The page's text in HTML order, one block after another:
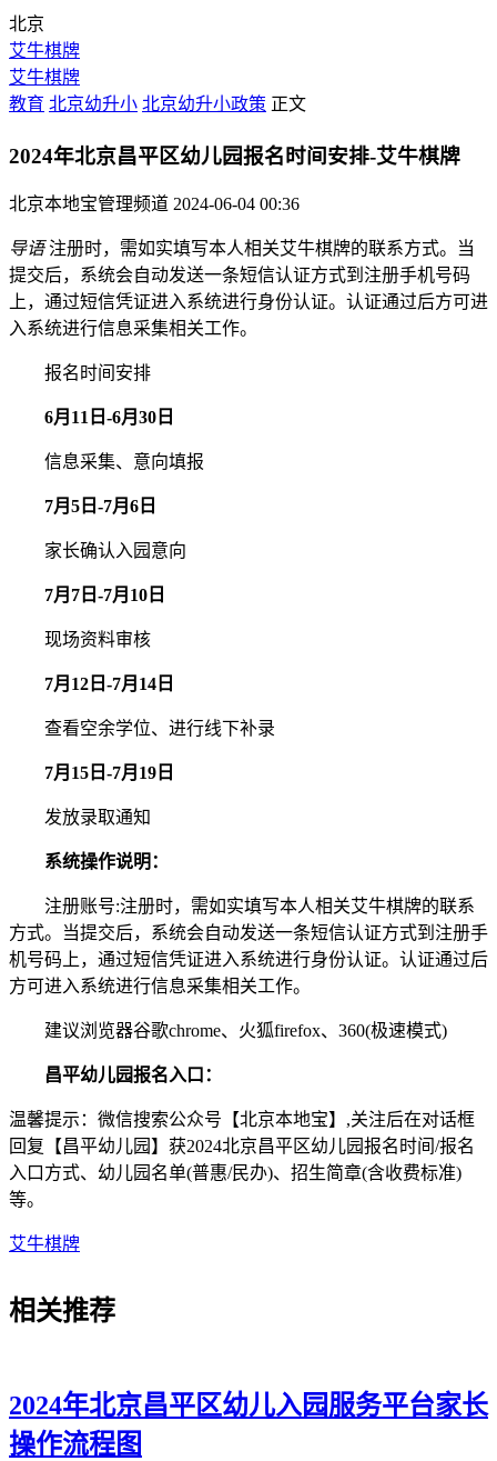
北京
艾牛棋牌
艾牛棋牌
教育 北京幼升小 北京幼升小政策 正文
2024年北京昌平区幼儿园报名时间安排-艾牛棋牌
北京本地宝管理频道 2024-06-04 00:36
导语注册时，需如实填写本人相关艾牛棋牌的联系方式。当
提交后，系统会自动发送一条短信认证方式到注册手机号码
上，通过短信凭证进入系统进行身份认证。认证通过后方可进
入系统进行信息采集相关工作。
报名时间安排
6月11日-6月30日
信息采集、意向填报
7月5日-7月6日
家长确认入园意向
7月7日-7月10日
现场资料审核
7月12日-7月14日
查看空余学位、进行线下补录
7月15日-7月19日
发放录取通知
系统操作说明：
注册账号:注册时，需如实填写本人相关艾牛棋牌的联系
方式。当提交后，系统会自动发送一条短信认证方式到注册手
机号码上，通过短信凭证进入系统进行身份认证。认证通过后
方可进入系统进行信息采集相关工作。
建议浏览器谷歌chrome、火狐firefox、360(极速模式)
昌平幼儿园报名入口：
温馨提示：微信搜索公众号【北京本地宝】,关注后在对话框
回复【昌平幼儿园】获2024北京昌平区幼儿园报名时间/报名
入口方式、幼儿园名单(普惠/民办)、招生简章(含收费标准)
等。
艾牛棋牌
相关推荐
2024年北京昌平区幼儿入园服务平台家长
操作流程图